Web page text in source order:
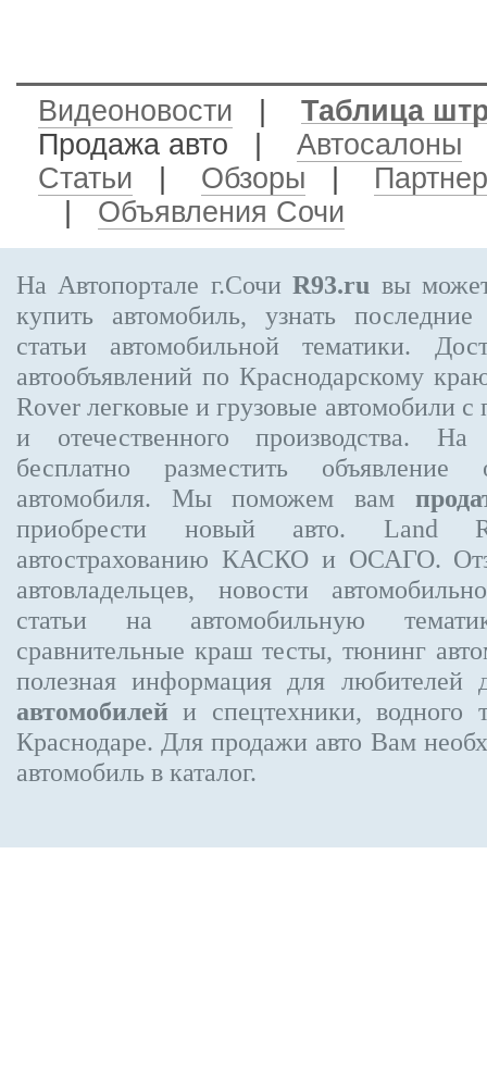
Видеоновости
Таблица
Продажа авто
Автосалоны
Статьи
Обзоры
Объявления Сочи
На Автопортале г.СочиR93.ru вы
купить автомобиль, узнать
статьи автомобильной тематики.
автообъявлений по Краснодарскому
Rover легковые и грузовые автомобили
и отечественного производства.
бесплатно разместить объявление о
автомобиля. Мы поможем вам
приобрести новый авто. Land
автострахованию КАСКО и ОСАГО.
автовладельцев, новости
статьи на автомобильную
сравнительные краш тесты, тюнинг
полезная информация для любителей
автомобилей и спецтехники, водного
Краснодаре. Для продажи авто Вам
автомобиль в каталог.